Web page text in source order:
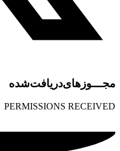
مجـــوز‌های‌دریافت‌شده
PERMISSIONS RECEIVED